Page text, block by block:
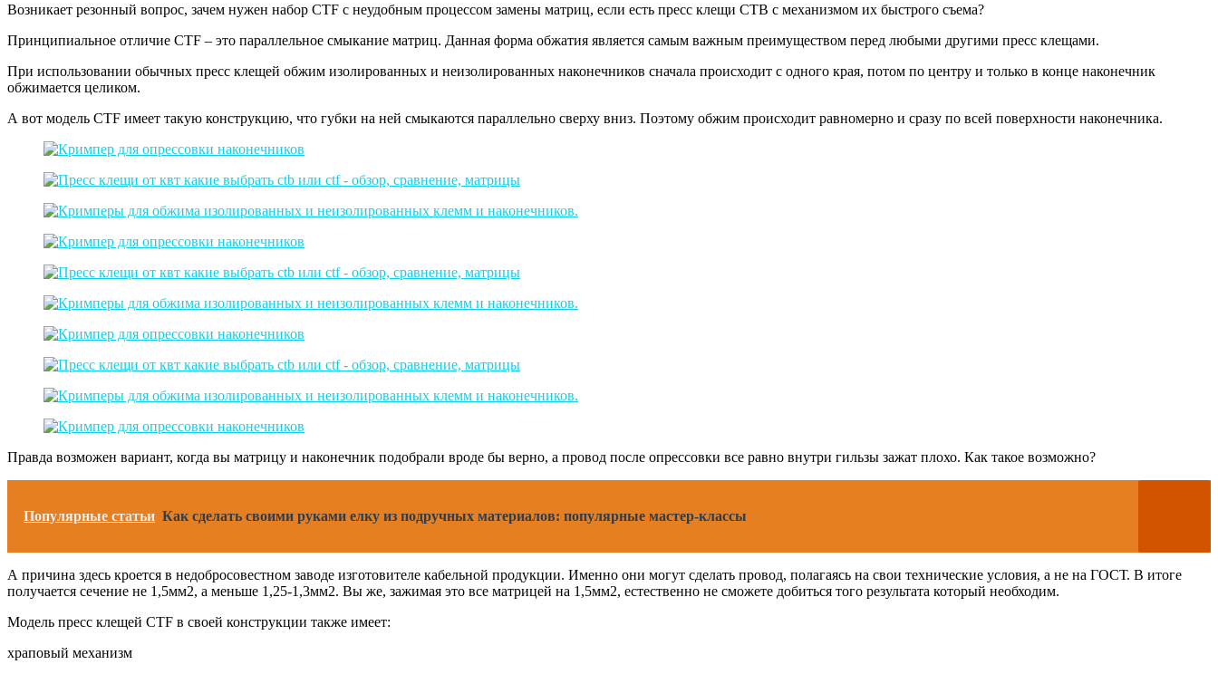
Возникает резонный вопрос, зачем нужен набор CTF с неудобным процессом замены матриц, если есть пресс клещи CTB с механизмом их быстрого съема?
Принципиальное отличие CTF – это параллельное смыкание матриц. Данная форма обжатия является самым важным преимуществом перед любыми другими пресс клещами.
При использовании обычных пресс клещей обжим изолированных и неизолированных наконечников сначала происходит с одного края, потом по центру и только в конце наконечник
обжимается целиком.
А вот модель CTF имеет такую конструкцию, что губки на ней смыкаются параллельно сверху вниз. Поэтому обжим происходит равномерно и сразу по всей поверхности наконечника.
Правда возможен вариант, когда вы матрицу и наконечник подобрали вроде бы верно, а провод после опрессовки все равно внутри гильзы зажат плохо. Как такое возможно?
Популярные статьи Как сделать своими руками елку из подручных материалов: популярные мастер-классы
А причина здесь кроется в недобросовестном заводе изготовителе кабельной продукции. Именно они могут сделать провод, полагаясь на свои технические условия, а не на ГОСТ. В итоге
получается сечение не 1,5мм2, а меньше 1,25-1,3мм2. Вы же, зажимая это все матрицей на 1,5мм2, естественно не сможете добиться того результата который необходим.
Модель пресс клещей CTF в своей конструкции также имеет:
храповый механизм